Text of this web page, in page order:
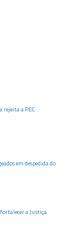
rejeita a PEC
em despedida do
a Justiça